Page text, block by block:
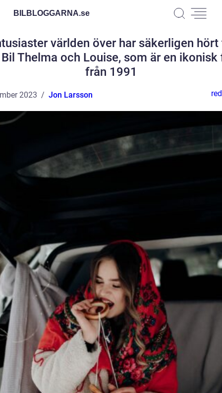
BILBLOGGARNA.se
världen över har säkerligen hört
Thelma och Louise, som är en ikonisk
från 1991
2023 Jon Larsson